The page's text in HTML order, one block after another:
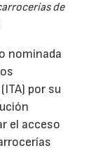
de
nominada
por su
el acceso